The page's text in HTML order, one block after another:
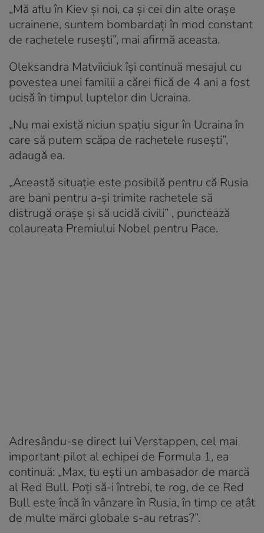
„Mă aflu în Kiev și noi, ca și cei din alte orașe
ucrainene, suntem bombardați în mod constant
de rachetele rusești”, mai afirmă aceasta.
Oleksandra Matviiciuk își continuă mesajul cu
povestea unei familii a cărei fiică de 4 ani a fost
ucisă în timpul luptelor din Ucraina.
„Nu mai există niciun spațiu sigur în Ucraina în
care să putem scăpa de rachetele rusești”,
adaugă ea.
„Această situație este posibilă pentru că Rusia
are bani pentru a-și trimite rachetele să
distrugă orașe și să ucidă civili” , punctează
colaureata Premiului Nobel pentru Pace.
Adresându-se direct lui Verstappen, cel mai
important pilot al echipei de Formula 1, ea
continuă: „Max, tu ești un ambasador de marcă
al Red Bull. Poți să-i întrebi, te rog, de ce Red
Bull este încă în vânzare în Rusia, în timp ce atât
de multe mărci globale s-au retras?”.